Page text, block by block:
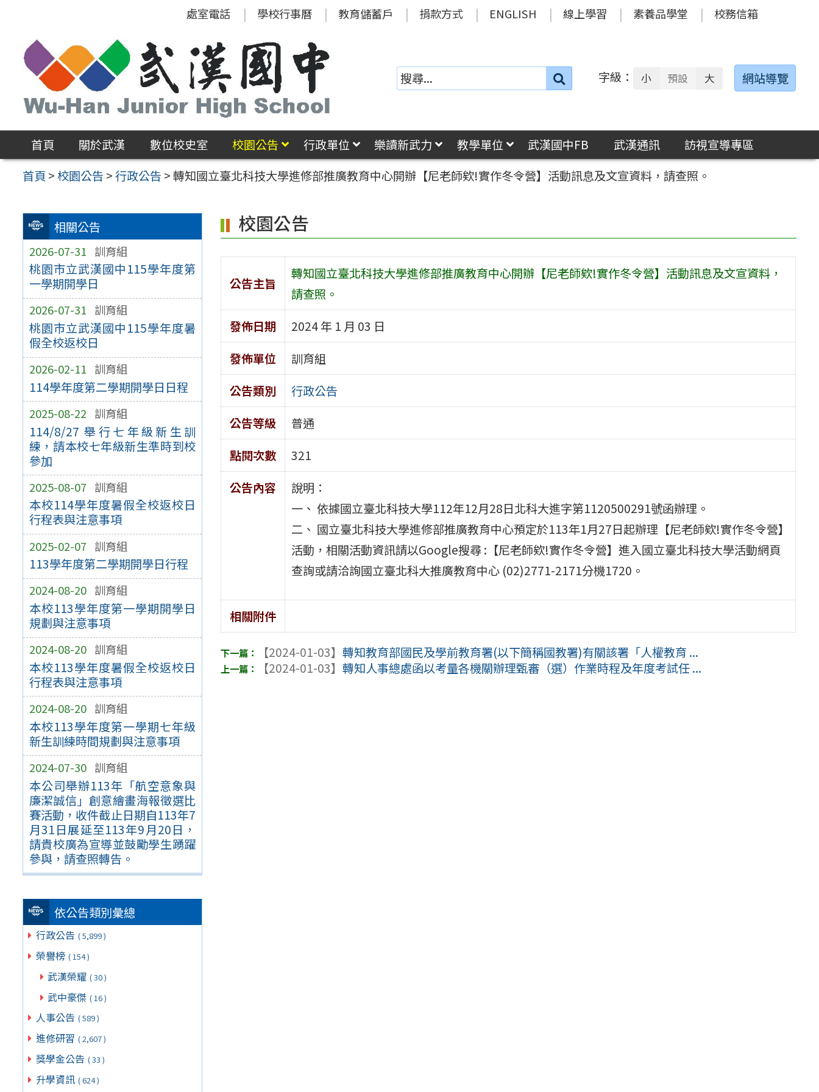
區
處室電話 學校行事曆 教育儲蓄戶 捐款方式 ENGLISH 線上學習 素養品學堂 校務信箱
搜
字級： 小 預設 大 網站導覽
首頁 關於武漢 數位校史室 校園公告 行政單位 樂讀新武力 教學單位 武漢國中FB 武漢通訊
訪視宣導專區
首頁 >校園公告 >行政公告 >轉知國立臺北科技大學進修部推廣教育中心開辦【尼老師欸!實作冬令營】活動訊息及文宣資料，請查照。
相關公告
2026-07-31 訓育組
桃園市立武漢國中115學年度第
一學期開學日
2026-07-31 訓育組
桃園市立武漢國中115學年度暑
假全校返校日
2026-02-11 訓育組
114學年度第二學期開學日日程
2025-08-22 訓育組
114/8/27 舉行七年級新生訓
練，請本校七年級新生準時到校
參加
2025-08-07 訓育組
本校114學年度暑假全校返校日
行程表與注意事項
2025-02-07 訓育組
113學年度第二學期開學日行程
2024-08-20 訓育組
本校113學年度第一學期開學日
規劃與注意事項
2024-08-20 訓育組
本校113學年度暑假全校返校日
行程表與注意事項
2024-08-20 訓育組
本校113學年度第一學期七年級
新生訓練時間規劃與注意事項
2024-07-30 訓育組
本公司舉辦113年「航空意象與
廉潔誠信」創意繪畫海報徵選比
賽活動，收件截止日期自113年7
月31日展延至113年9月20日，
請貴校廣為宣導並鼓勵學生踴躍
參與，請查照轉告。
依公告類別彙總
行政公告 ( 5,899 )
榮譽榜 ( 154 )
武漢榮耀 ( 30 )
武中豪傑 ( 16 )
人事公告 ( 589 )
進修研習 ( 2,607 )
獎學金公告 ( 33 )
升學資訊 ( 624 )
校園公告
公告主旨
轉知國立臺北科技大學進修部推廣教育中心開辦【尼老師欸!實作冬令營】活動訊息及文宣資料，
請查照。
發佈日期
2024 年 1 月 03 日
發佈單位
訓育組
公告類別
行政公告
公告等級
普通
點閱次數
321
公告內容
說明：
一、 依據國立臺北科技大學112年12月28日北科大進字第1120500291號函辦理。
二、 國立臺北科技大學進修部推廣教育中心預定於113年1月27日起辦理【尼老師欸!實作冬令營】
活動，相關活動資訊請以Google搜尋 :【尼老師欸!實作冬令營】進入國立臺北科技大學活動網頁
查詢或請洽詢國立臺北科大推廣教育中心 (02)2771-2171分機1720。
相關附件
【2024-01-03】轉知教育部國民及學前教育署(以下簡稱國教署)有關該署「人權教育 ...
【2024-01-03】轉知人事總處函以考量各機關辦理甄審（選）作業時程及年度考試任 ...